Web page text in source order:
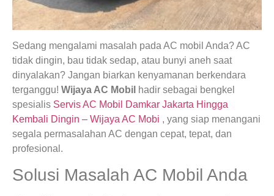
Sedang mengalami masalah pada AC mobil Anda? AC
tidak dingin, bau tidak sedap, atau bunyi aneh saat
dinyalakan? Jangan biarkan kenyamanan berkendara
terganggu! Wijaya AC Mobil hadir sebagai bengkel
spesialis Servis AC Mobil Damkar Jakarta Hingga
Kembali Dingin – Wijaya AC Mobi , yang siap menangani
segala permasalahan AC dengan cepat, tepat, dan
profesional.
Solusi Masalah AC Mobil Anda